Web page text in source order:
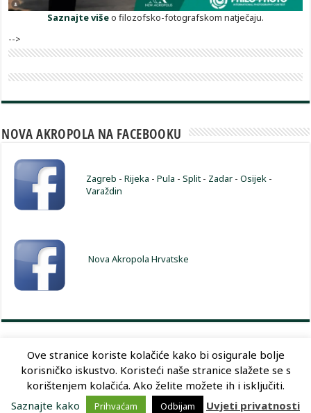
Saznajte višeo filozofsko-fotografskom natječaju.
-->
NOVA AKROPOLA NA FACEBOOKU
Zagreb -Rijeka -Pula -Split - Zadar -Osijek -
Varaždin
Nova Akropola Hrvatske
Dizajn: Optimum Dizajn
© Copyright 2026, Nova Akropola
Ove stranice koriste kolačiće kako bi osigurale bolje
korisničko iskustvo. Koristeći naše stranice slažete se s
korištenjem kolačića. Ako želite možete ih i isključiti.
Saznajte kako
Prihvaćam Odbijam Uvjeti privatnosti